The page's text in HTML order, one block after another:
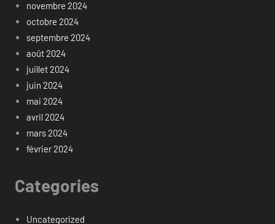
novembre 2024
octobre 2024
septembre 2024
août 2024
juillet 2024
juin 2024
mai 2024
avril 2024
mars 2024
février 2024
Categories
Uncategorized